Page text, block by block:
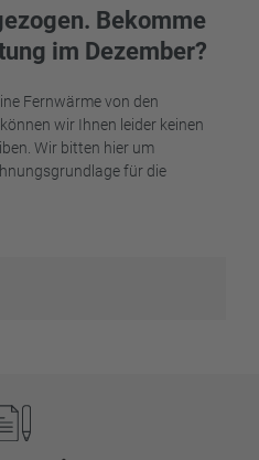
Bekomme
im Dezember?
Fernwärme von den
wir Ihnen leider keinen
Wir bitten hier um
für die